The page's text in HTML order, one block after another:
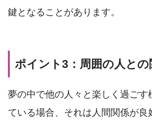
鍵となることがあります。
ポイント3：周囲の人との
夢の中で他の人々と楽しく過ごす
ている場合、それは人間関係が良